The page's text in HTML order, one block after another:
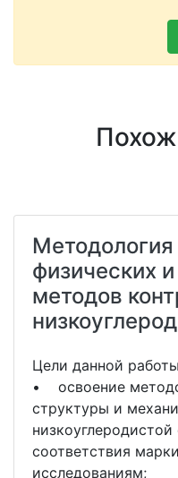
физических
методов
Цели данной
• освоение
структуры и
соответствия
исследованиям;